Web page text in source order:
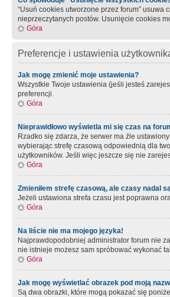
“Usuń cookies utworzone przez forum”
nieprzeczytanych postów. Usunięcie cookies
Góra
Preferencje i ustawienia
Jak mogę zmienić moje ustawienia?
Wszystkie Twoje ustawienia (jeśli jesteś
preferencji.
Góra
Nieprawidłowo wyświetla mi się czas na
Rzadko się zdarza, że serwer ma źle
wybierając strefę czasową odpowiednią dla
użytkowników. Jeśli więc jeszcze się nie
Góra
Zmieniłem strefę czasową, ale czasy nadal
Jeżeli ustawiona strefa czasu jest poprawna
Góra
Na liście nie ma mojego języka!
Najprawdopodobniej administrator forum nie
nie istnieje możesz sam spróbować wykonać
Góra
Jak mogę wyświetlać obrazek pod moją
Są dwa obrazki, które mogą pokazać się